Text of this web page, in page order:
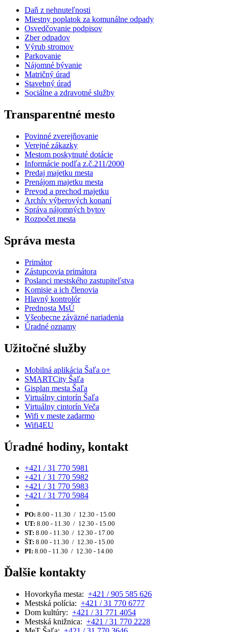
Daň z nehnuteľnosti
Miestny poplatok za komunálne odpady
Osvedčovanie podpisov
Zber odpadov
Výrub stromov
Parkovanie
Nájomné bývanie
Matričný úrad
Stavebný úrad
Sociálne a zdravotné služby
Transparentné mesto
Povinné zverejňovanie
Verejné zákazky
Mestom poskytnuté dotácie
Informácie podľa z.č.211/2000
Predaj majetku mesta
Prenájom majetku mesta
Prevod a prechod majetku
Archív výberových konaní
Správa nájomných bytov
Rozpočet mesta
Správa mesta
Primátor
Zástupcovia primátora
Poslanci mestského zastupiteľstva
Komisie a ich členovia
Hlavný kontrolór
Prednosta MsÚ
Všeobecne záväzné nariadenia
Úradné oznamy
Užitočné služby
Mobilná aplikácia Šaľa o+
SMARTCity Šaľa
Gisplan mesta Šaľa
Virtuálny cintorín Šaľa
Virtuálny cintorín Veča
Wifi v meste zadarmo
Wifi4EU
Úradné hodiny, kontakt
+421 / 31 770 5981
+421 / 31 770 5982
+421 / 31 770 5983
+421 / 31 770 5984
PO: 8.00 - 11.30 / 12.30 - 15.00
UT: 8.00 - 11.30 / 12.30 - 15.00
ST: 8.00 - 11.30 / 12.30 - 17.00
ŠT: 8.00 - 11.30 / 12.30 - 15.00
PI: 8.00 - 11.30 / 12.30 - 14.00
Ďalšie kontakty
Hovorkyňa mesta: +421 / 905 585 626
Mestská polícia: +421 / 31 770 6777
Dom kultúry: +421 / 31 771 4054
Mestská knižnica: +421 / 31 770 2228